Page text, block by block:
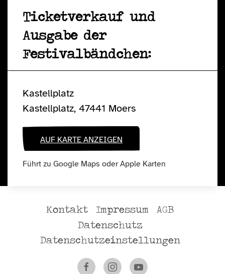
Ticketverkauf und
Ausgabe der
Festivalbändchen:
Kastellplatz
Kastellplatz, 47441 Moers
AUF KARTE ANZEIGEN
Führt zu Google Maps oder Apple Karten
Kontakt Impressum
AGB
Datenschutz
Datenschutzeinstellungen